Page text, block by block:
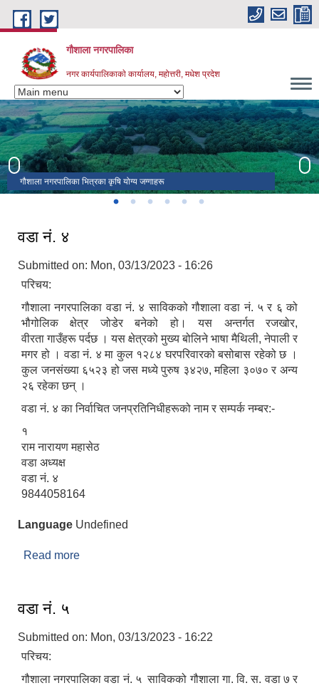
Skip to main content
गौशाला नगरपालिका
नगर कार्यपालिकाकाे कार्यालय, महोत्तरी, मधेश प्रदेश
गौशाला नगरपालिका भित्रका कृषि योग्य जग्गाहरू
गौशाला नगरपालिकाको केन्द्र गौशाला बजार र वडागत वर्गीकरण
व्यवस्थित निगौल गाई गौशालाको एक तस्वीर
गौशाला नगरपालिका भित्र पर्ने नेपालकै सबभन्दा ठुलो एभरेस्ट चिनीमिल
गौशाला नगरपालिका भित्र पर्ने सम्सी - गौशाला सडकखण्डको एक तस्वीर
गौशाला नगरपालिकाको प्रशासकीय भवन
वडा नं. ४
Submitted on: Mon, 03/13/2023 - 16:26
परिचय:
गौशाला नगरपालिका वडा नं. ४ साविकको गौशाला वडा नं. ५ र ६ को
भौगोलिक क्षेत्र जोडेर बनेको हो। यस अन्तर्गत रजखोर,
वीरता गाउँहरू पर्दछ । यस क्षेत्रको मुख्य बोलिने भाषा मैथिली, नेपाली र
मगर हो । वडा नं. ४ मा कुल १२८४ घरपरिवारको बसोबास रहेको छ ।
कुल जनसंख्या ६५२३ हो जस मध्ये पुरुष ३४२७, महिला ३०७० र अन्य
२६ रहेका छन् ।
वडा नं. ४ का निर्वाचित जनप्रतिनिधीहरूको नाम र सम्पर्क नम्बर:-
१
राम नारायण महासेठ
वडा अध्यक्ष
वडा नं. ४
9844058164
Language Undefined
Read more
वडा नं. ५
Submitted on: Mon, 03/13/2023 - 16:22
परिचय:
गौशाला नगरपालिका वडा नं. ५ साविकको गौशाला गा. वि. स. वडा ७ र